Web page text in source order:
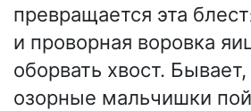
превращается эта
и проворная воровка
оборвать хвост.
озорные мальчишки